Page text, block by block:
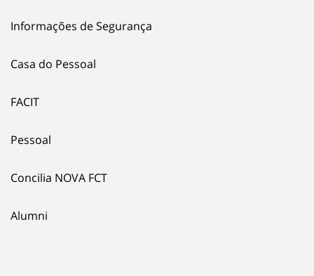
Informações de Segurança
Casa do Pessoal
FACIT
Pessoal
Concilia NOVA FCT
Alumni